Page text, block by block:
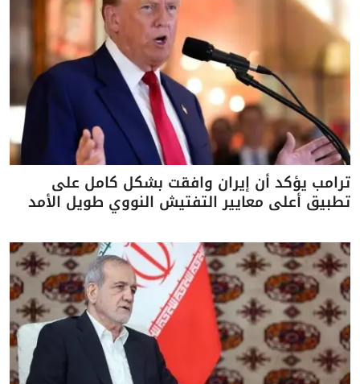
ترامب يؤكد أن إيران وافقت بشكل كامل على
تطبيق أعلى معايير التفتيش النووي طويل الأمد